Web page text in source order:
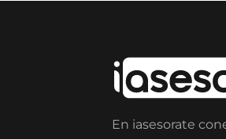
En iasesorate